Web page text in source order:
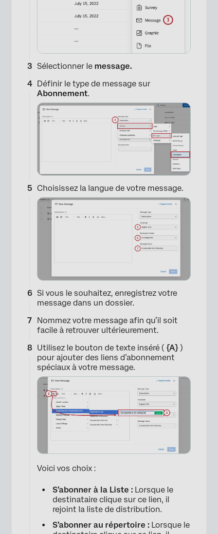
×
Sélectionner le message.
Définir le type de message sur
Abonnement.
Choisissez la langue de votre message.
Si vous le souhaitez, enregistrez votre
message dans un dossier.
Nommez votre message afin qu’il soit
facile à retrouver ultérieurement.
Utilisez le bouton de texte inséré ( {A} )
pour ajouter des liens d’abonnement
spéciaux à votre message.
Voici vos choix :
S’abonner à la Liste : Lorsque le
destinataire clique sur ce lien, il
rejoint la liste de distribution.
S’abonner au répertoire : Lorsque le